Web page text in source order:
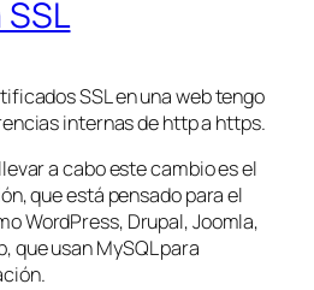
SSL en una web tengo
internas de http a https.
a cabo este cambio es el
que está pensado para el
WordPress, Drupal, Joomla,
que usan MySQL para